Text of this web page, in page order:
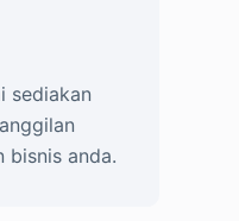
sediakan
bisnis anda.